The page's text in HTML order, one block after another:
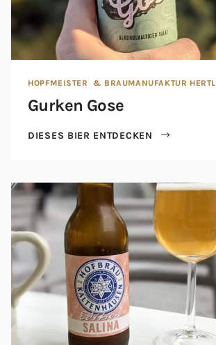
HOPFMEISTER & BRAUMANUFAKTUR HERTL
Gurken Gose
DIESES BIER ENTDECKEN